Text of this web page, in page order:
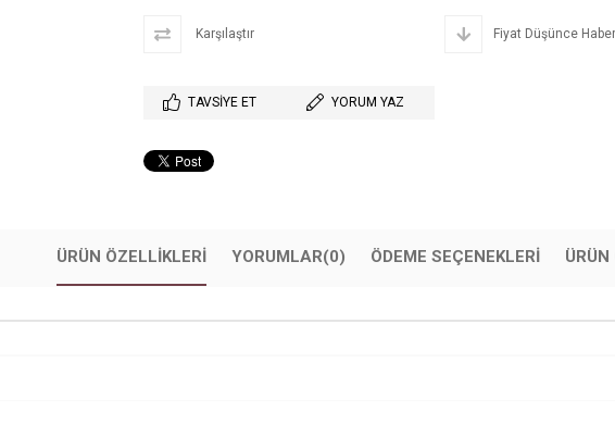
Karşılaştır Fiyat Düşünce
TAVSIYE ET YORUM YAZ
ÜRÜN ÖZELLIKLERI YORUMLAR(0) ÖDEME SEÇENEKLERI ÜRÜN